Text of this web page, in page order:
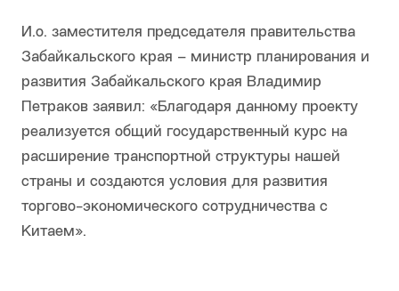
И.о. заместителя председателя правительства
Забайкальского края – министр планирования и
развития Забайкальского края Владимир
Петраков заявил: «Благодаря данному проекту
реализуется общий государственный курс на
расширение транспортной структуры нашей
страны и создаются условия для развития
торгово-экономического сотрудничества с
Китаем».